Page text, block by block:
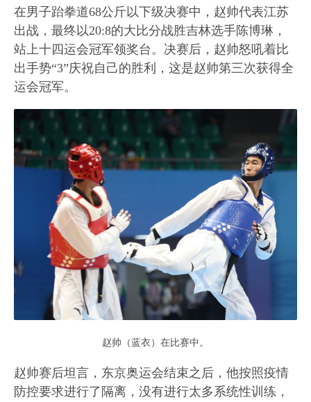
在男子跆拳道68公斤以下级决赛中，赵帅代表江苏
出战，最终以20:8的大比分战胜吉林选手陈博琳，
站上十四运会冠军领奖台。决赛后，赵帅怒吼着比
出手势“3”庆祝自己的胜利，这是赵帅第三次获得全
运会冠军。
赵帅（蓝衣）在比赛中。
赵帅赛后坦言，东京奥运会结束之后，他按照疫情
防控要求进行了隔离，没有进行太多系统性训练，